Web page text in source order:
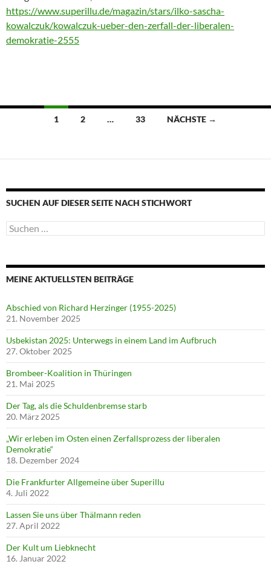
https://www.superillu.de/magazin/stars/ilko-sascha-
kowalczuk/kowalczuk-ueber-den-zerfall-der-liberalen-
demokratie-2555
Beitragsnavigation
1 2 … 33 NÄCHSTE →
SUCHEN AUF DIESER SEITE NACH STICHWORT
Suche
nach:
MEINE AKTUELLSTEN BEITRÄGE
Abschied von Richard Herzinger (1955-2025)
21. November 2025
Usbekistan 2025: Unterwegs in einem Land im Aufbruch
27. Oktober 2025
Brombeer-Koalition in Thüringen
21. Mai 2025
Der Tag, als die Schuldenbremse starb
20. März 2025
„Wir erleben im Osten einen Zerfallsprozess der liberalen
Demokratie“
18. Dezember 2024
Die Frankfurter Allgemeine über Superillu
4. Juli 2022
Lassen Sie uns über Thälmann reden
27. April 2022
Der Kult um Liebknecht
16. Januar 2022